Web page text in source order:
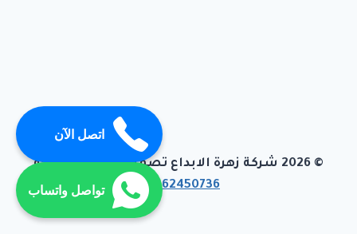
© 2026 شركة زهرة الابداع تصميم وبرمجة تيفاجو
01062450736
اتصل الآن
تواصل واتساب